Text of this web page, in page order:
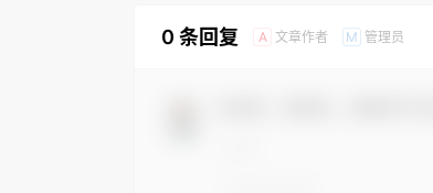
0 条回复 A 文章作者 M 管理员